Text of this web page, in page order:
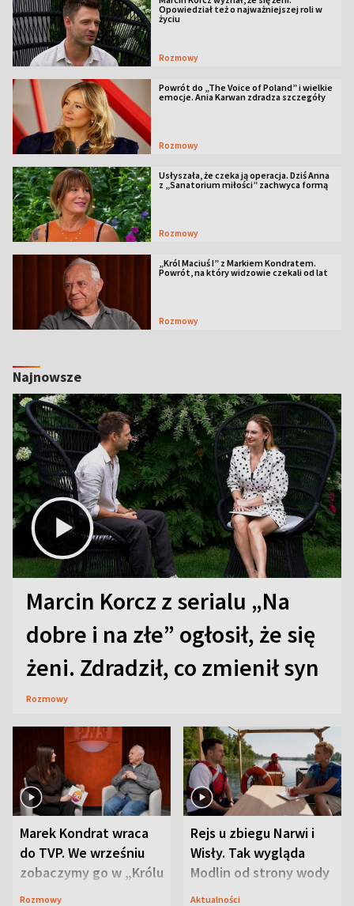
Opowiedział też o najważniejszej roli w
życiu
Rozmowy
Powrót do „The Voice of Poland” i wielkie
emocje. Ania Karwan zdradza szczegóły
Rozmowy
Usłyszała, że czeka ją operacja. Dziś Anna
z „Sanatorium miłości” zachwyca formą
Rozmowy
„Król Maciuś I” z Markiem Kondratem.
Powrót, na który widzowie czekali od lat
Rozmowy
Najnowsze
Marcin Korcz z serialu „Na
dobre i na złe” ogłosił, że się
żeni. Zdradził, co zmienił syn
Rozmowy
Marek Kondrat wraca
do TVP. We wrześniu
zobaczymy go w „Królu
Maciusiu I”
Rozmowy
Rejs u zbiegu Narwi i
Wisły. Tak wygląda
Modlin od strony wody
Aktualności